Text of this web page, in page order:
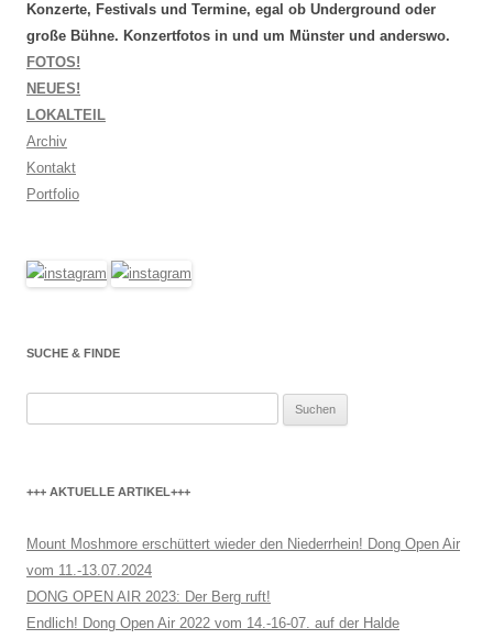
Konzerte, Festivals und Termine, egal ob Underground oder
große Bühne. Konzertfotos in und um Münster und anderswo.
FOTOS!
NEUES!
LOKALTEIL
Archiv
Kontakt
Portfolio
SUCHE & FINDE
+++ AKTUELLE ARTIKEL+++
Mount Moshmore erschüttert wieder den Niederrhein! Dong Open Air
vom 11.-13.07.2024
DONG OPEN AIR 2023: Der Berg ruft!
Endlich! Dong Open Air 2022 vom 14.-16-07. auf der Halde